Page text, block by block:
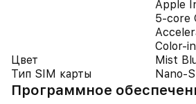
Apple
5‑core
Цвет
Mist
Тип SIM карты
Nano-
Программное